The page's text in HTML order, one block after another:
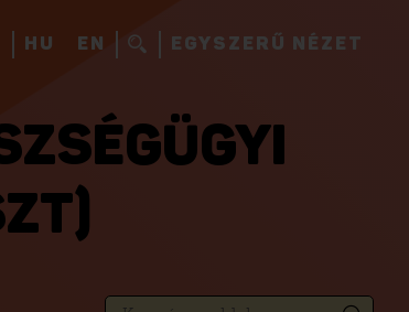
HU EN EGYSZERŰ NÉZET